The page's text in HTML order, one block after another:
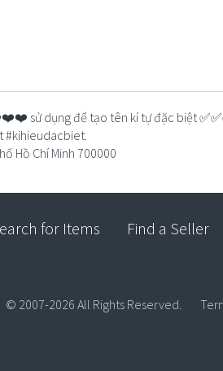
sử dụng để tạo tên kí tự đặc biệt
#kihieudacbiet.
Hồ Chí Minh 700000
for Items Find a Seller
© 2007-2026 All Rights Reserved.